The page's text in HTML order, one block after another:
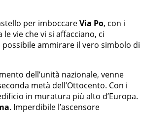
per imboccareVia Po, con i
vie che vi si affacciano, ci
ammirare il vero simbolo di
dell’unità nazionale, venne
metà dell’Ottocento. Con i
in muratura più alto d’Europa.
. Imperdibile l’ascensore